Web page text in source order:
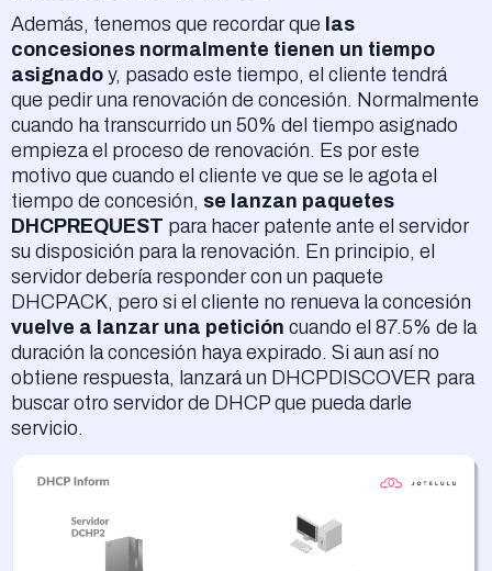
Además, tenemos que recordar que las
concesiones normalmente tienen un tiempo
asignado y, pasado este tiempo, el cliente tendrá
que pedir una renovación de concesión. Normalmente
cuando ha transcurrido un 50% del tiempo asignado
empieza el proceso de renovación. Es por este
motivo que cuando el cliente ve que se le agota el
tiempo de concesión, se lanzan paquetes
DHCPREQUEST para hacer patente ante el servidor
su disposición para la renovación. En principio, el
servidor debería responder con un paquete
DHCPACK, pero si el cliente no renueva la concesión
vuelve a lanzar una petición cuando el 87.5% de la
duración la concesión haya expirado. Si aun así no
obtiene respuesta, lanzará un DHCPDISCOVER para
buscar otro servidor de DHCP que pueda darle
servicio.